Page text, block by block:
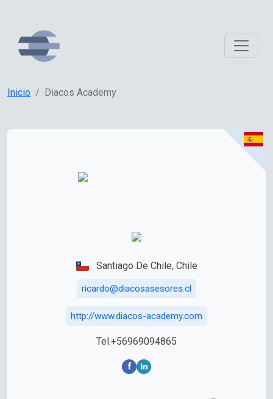
Inicio Diacos Academy
Santiago De Chile, Chile
ricardo@diacosasesores.cl
http://www.diacos-academy.com
Tel.+56969094865